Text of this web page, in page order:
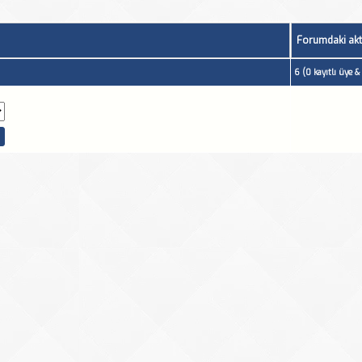
Forumdaki
6 (0 kayıtlı üye